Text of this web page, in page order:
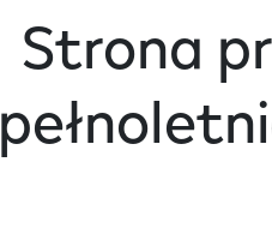
Strona